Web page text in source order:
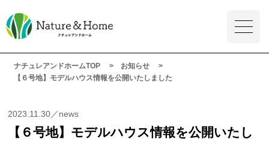
ナチュレアンドホームTOP
お知らせ
【６号地】モデルハウス情報を公開いたしました
2023.11.30／news
【６号地】モデルハウス情報を公開いたし